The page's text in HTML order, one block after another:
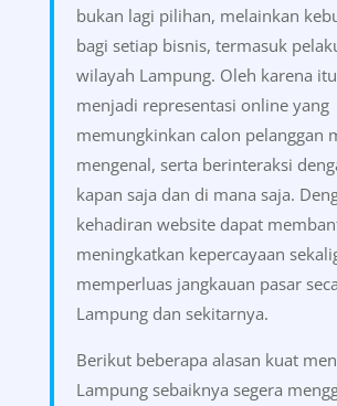
bukan lagi pilihan, melainkan
bagi setiap bisnis, termasuk
wilayah Lampung. Oleh karena
menjadi representasi online yang
memungkinkan calon pelanggan
mengenal, serta berinteraksi
kapan saja dan di mana saja.
kehadiran website dapat
meningkatkan kepercayaan
memperluas jangkauan pasar
Lampung dan sekitarnya.
Berikut beberapa alasan kuat
Lampung sebaiknya segera